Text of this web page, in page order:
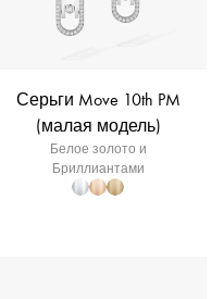
Серьги Move 10th PM
(малая модель)
Белое золото и
Бриллиантами